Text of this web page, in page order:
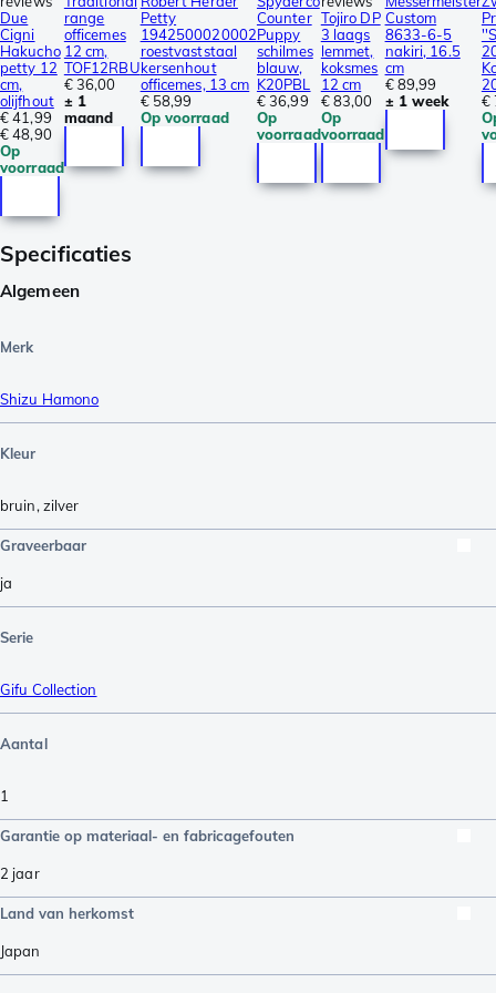
Due
Cigni
Hakucho
petty 12
cm,
olijfhout
€ 41,99
€ 48,90
Op
voorraad
range
officemes
12 cm,
TOF12RBU
€ 36,00
± 1
maand
Petty
1942500020002
roestvaststaal
kersenhout
officemes, 13 cm
€ 58,99
Op voorraad
Counter
Puppy
schilmes
blauw,
K20PBL
€ 36,99
Op
voorraad
Tojiro DP
3 laags
lemmet,
koksmes
12 cm
€ 83,00
Op
voorraad
Custom
8633-6-5
nakiri, 16.5
cm
€ 89,99
± 1 week
€
Specificaties
Algemeen
Merk
Shizu Hamono
Kleur
bruin,zilver
Graveerbaar
ja
Serie
Gifu Collection
Aantal
1
Garantie op materiaal- en fabricagefouten
2 jaar
Land van herkomst
Japan